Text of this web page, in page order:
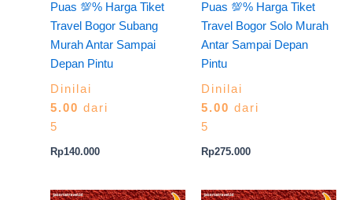
Puas 💯% Harga Tiket
Travel Bogor Subang
Murah Antar Sampai
Depan Pintu
Dinilai
5.00 dari
5
Rp140.000
Puas 💯% Harga Tiket
Travel Bogor Solo Murah
Antar Sampai Depan
Pintu
Dinilai
5.00 dari
5
Rp275.000